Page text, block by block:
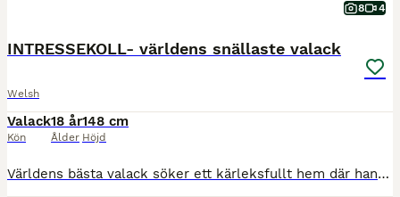
8 4
INTRESSEKOLL- världens snällaste valack
Welsh
Valack
Kön
18 år
Ålder
148 cm
Höjd
Världens bästa valack söker ett kärleksfullt hem där han får vara någons nummer ett resten av livet. Andrys är en fantastisk häst som alltid vill göra rätt för sin människa. Han älskar uppmärksamhet